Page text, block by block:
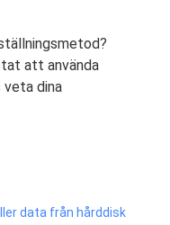
att använda
veta dina
data från hårddisk